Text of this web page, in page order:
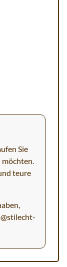
Sie
möchten.
teure